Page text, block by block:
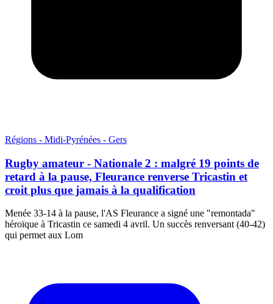
Régions - Midi-Pyrénées - Gers
Rugby amateur - Nationale 2 : malgré 19 points de
retard à la pause, Fleurance renverse Tricastin et
croit plus que jamais à la qualification
Menée 33-14 à la pause, l'AS Fleurance a signé une "remontada"
héroïque à Tricastin ce samedi 4 avril. Un succès renversant (40-42)
qui permet aux Lom